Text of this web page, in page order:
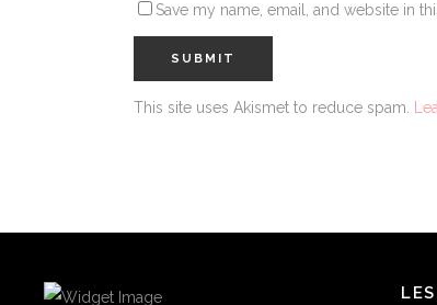
Save my name, email, and website in
This site uses Akismet to reduce spam.